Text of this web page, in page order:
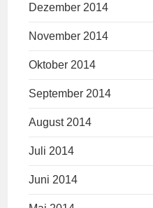
Dezember 2014
November 2014
Oktober 2014
September 2014
August 2014
Juli 2014
Juni 2014